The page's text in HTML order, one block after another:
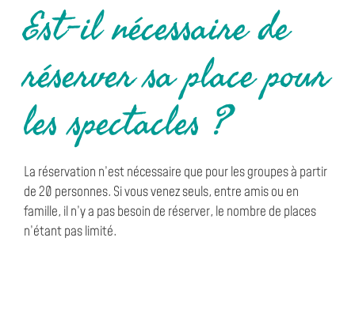
Est-il nécessaire de
réserver sa place pour
les spectacles ?
La réservation n’est nécessaire que pour les groupes à partir
de 20 personnes. Si vous venez seuls, entre amis ou en
famille, il n’y a pas besoin de réserver, le nombre de places
n’étant pas limité.